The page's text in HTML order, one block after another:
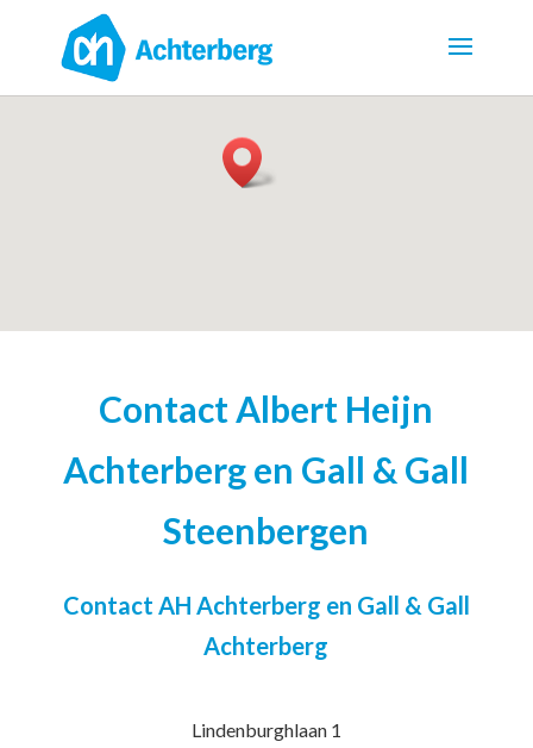
Contact Albert Heijn
Achterberg en Gall & Gall
Steenbergen
Contact AH Achterberg en Gall & Gall
Achterberg
Lindenburghlaan 1